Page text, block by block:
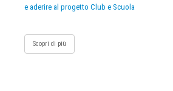
e aderire al progetto Club e Scuola
Scopri di più